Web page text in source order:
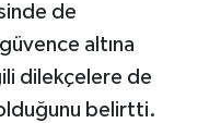
de
altına
dilekçelere de
belirtti.